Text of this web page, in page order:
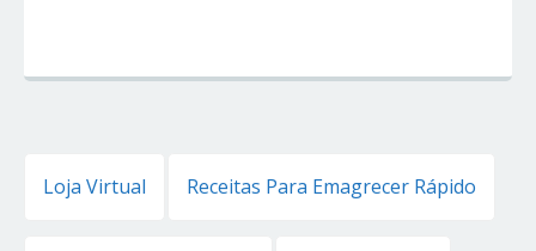
Loja Virtual Receitas Para Emagrecer Rápido